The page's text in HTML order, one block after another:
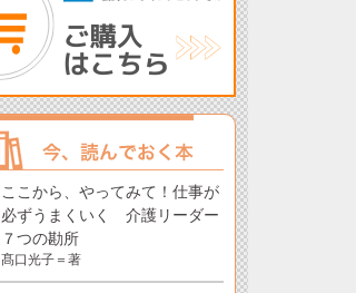
ここから、やってみて！仕事が
必ずうまくいく 介護リーダー
７つの勘所
髙口光子＝著